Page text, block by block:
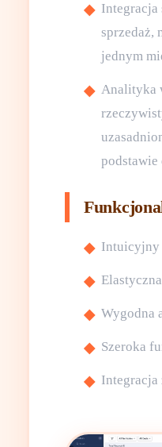
Integracja
sprzedaż,
jednym
Analityka
podstawie
Intuicyjny
Wygodna
Szeroka
Integracja